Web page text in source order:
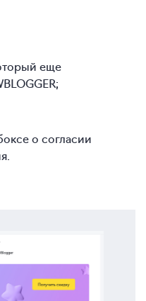
еще
о согласии